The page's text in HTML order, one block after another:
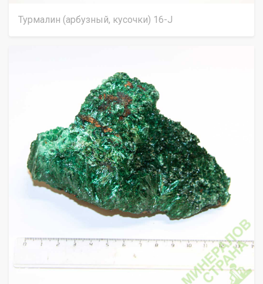
Турмалин (арбузный, кусочки) 16-J